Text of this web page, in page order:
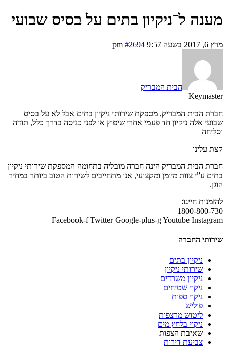
מענה ל־ניקיון בתים על בסיס שבועי
מרץ 6, 2017 בשעה 9:57 pm #2694
הבית המבריק
Keymaster
חברת הבית המבריק, מספקת שירותי ניקיון בתים אבל לא על בסיס
שבועי אלה ניקיון חד פעמי אחרי שיפוץ או לפני כניסה בדרך כלל, תודה
וסליחה
קצת עלינו
חברת הבית המבריק הינה חברה מובליה בתחומה המספקת שירותי ניקיון
בתים ע”י צוות מיומן ומקצועי, אנו מתחייבים לשירות הטוב ביותר במחיר
הוגן.
להזמנות חייגו:
1800-800-730
Facebook-f Twitter Google-plus-gYoutube Instagram
שירותי החברה
ניקיון בתים
שירותי ניקיון
ניקיון משרדים
ניקוי שטיחים
ניקוי ספות
פוליש
ליטוש מרצפות
ניקוי בלחץ מים
שאיבת הצפות
צביעת דירות